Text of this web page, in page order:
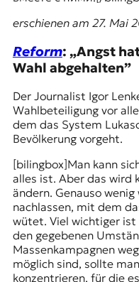
erschienen am 27. Mai
Reform: „Angst
Wahl abgehalten”
Der Journalist Igor
Wahlbeteiligung vor
dem das System
Bevölkerung vorgeht.
[bilingbox]Man kann
alles ist. Aber das wird
ändern. Genauso
nachlassen, mit dem
wütet. Viel wichtiger ist
den gegebenen
Massenkampagnen
möglich sind, sollte
konzentrieren, für die